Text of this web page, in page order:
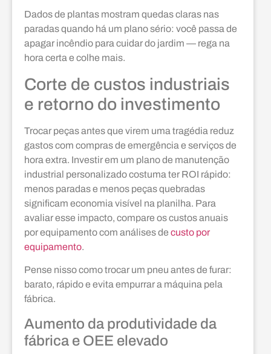
Dados de plantas mostram quedas claras nas
paradas quando há um plano sério: você passa de
apagar incêndio para cuidar do jardim — rega na
hora certa e colhe mais.
Corte de custos industriais
e retorno do investimento
Trocar peças antes que virem uma tragédia reduz
gastos com compras de emergência e serviços de
hora extra. Investir em um plano de manutenção
industrial personalizado costuma ter ROI rápido:
menos paradas e menos peças quebradas
significam economia visível na planilha. Para
avaliar esse impacto, compare os custos anuais
por equipamento com análises de custo por
equipamento.
Pense nisso como trocar um pneu antes de furar:
barato, rápido e evita empurrar a máquina pela
fábrica.
Aumento da produtividade da
fábrica e OEE elevado